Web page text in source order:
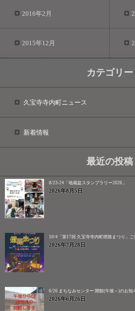
2016年2月
2015年12月
カテゴリー
久宝寺寺内町ニュース
新着情報
最近の投稿
8/23-24「地蔵盆スタンプラリー2026」
2026年8月5日
10/4「第17回 久宝寺寺内町燈路まつり」ご
2026年7月28日
6/26 まちなみセンター 開館(午後～)のお知
2026年6月26日